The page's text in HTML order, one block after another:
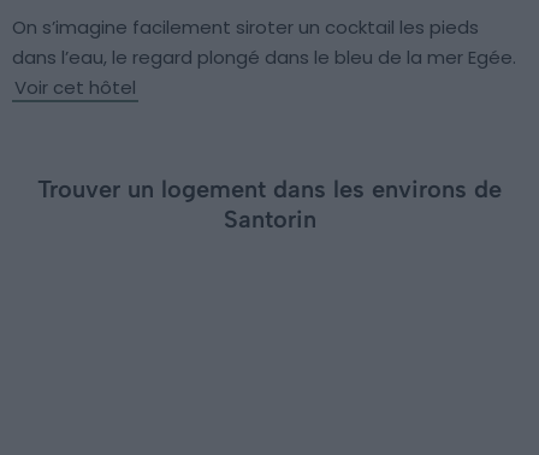
On s’imagine facilement siroter un cocktail les pieds
dans l’eau, le regard plongé dans le bleu de la mer Egée.
Voir cet hôtel
Trouver un logement dans les environs de
Santorin